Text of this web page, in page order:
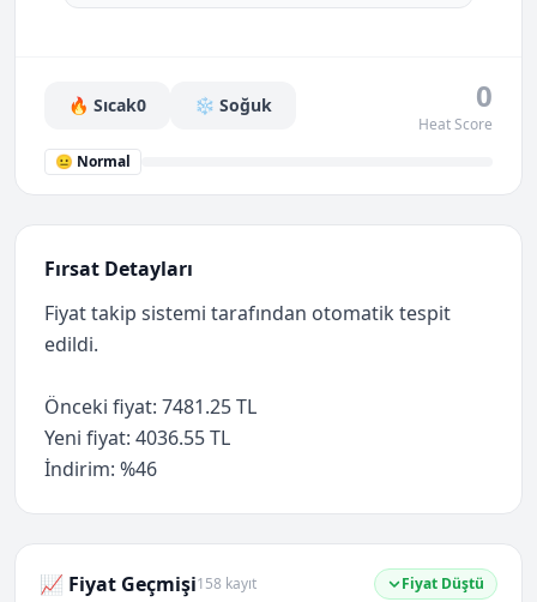
🔥 Sıcak0 ❄️ Soğuk 0
Heat Score
😐 Normal
Fırsat Detayları
Fiyat takip sistemi tarafından otomatik tespit
edildi.
Önceki fiyat: 7481.25 TL
Yeni fiyat: 4036.55 TL
İndirim: %46
📈 Fiyat Geçmişi158 kayıt Fiyat Düştü